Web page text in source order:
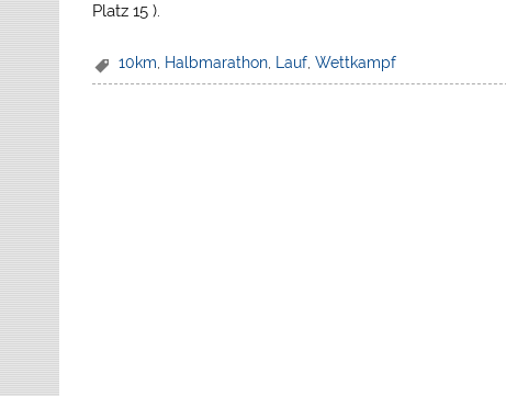
Platz 15 ).
10km, Halbmarathon, Lauf,Wettkampf